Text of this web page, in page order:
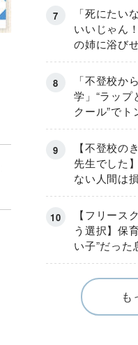
「死にたい
いいじゃん
の姉に浴び
た言葉【番
編】
「不登校か
学」“ラップ
クール”でト
して高校受
球少年の実話
【不登校の
先生でした
ない人間は
任の一言が
《第１話》
【フリース
う選択】保
い子”だった
校に…小学
見えたSOS
も